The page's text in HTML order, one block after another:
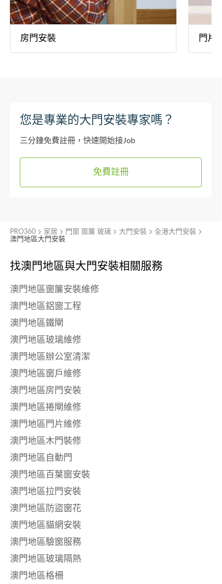
房門安裝 門片
您是專業的大門安裝專家嗎？
三分鐘免費註冊，快速開始接Job
免費註冊
找澳門地區與大門安裝相關服務
澳門地區窗簾安裝維修
澳門地區鋁窗工程
澳門地區鐵閘
澳門地區玻璃維修
澳門地區辦公室清潔
澳門地區窗戶維修
澳門地區房門安裝
澳門地區捲閘維修
澳門地區門片維修
澳門地區木門裝修
澳門地區自動門
澳門地區百葉窗安裝
澳門地區拉門安裝
澳門地區防盜窗花
澳門地區貓網安裝
澳門地區驗窗服務
澳門地區玻璃隔熱
澳門地區格柵
PRO360 家居 門窗 窗簾 玻璃 大門安裝
全港大門安裝
澳門地區大門安裝